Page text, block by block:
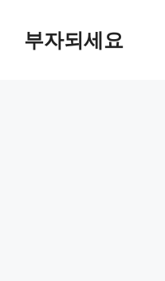
부자되세요